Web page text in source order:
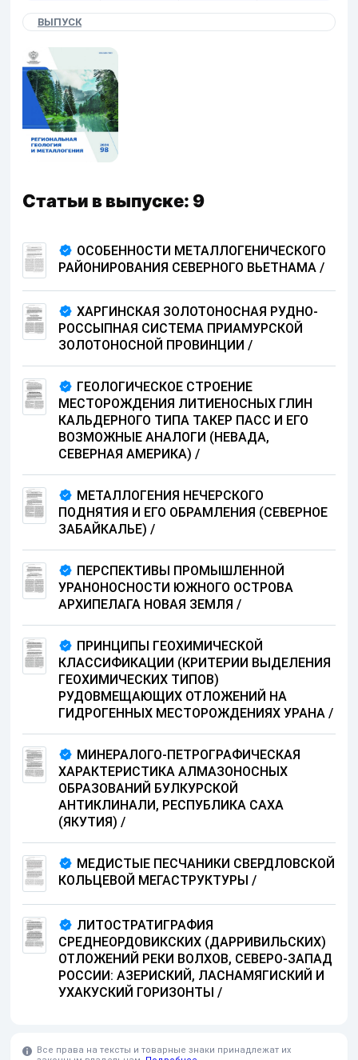
ВЫПУСК
Статьи в выпуске: 9
ОСОБЕННОСТИ МЕТАЛЛОГЕНИЧЕСКОГО
РАЙОНИРОВАНИЯ СЕВЕРНОГО ВЬЕТНАМА /
ХАРГИНСКАЯ ЗОЛОТОНОСНАЯ РУДНО-
РОССЫПНАЯ СИСТЕМА ПРИАМУРСКОЙ
ЗОЛОТОНОСНОЙ ПРОВИНЦИИ /
ГЕОЛОГИЧЕСКОЕ СТРОЕНИЕ
МЕСТОРОЖДЕНИЯ ЛИТИЕНОСНЫХ ГЛИН
КАЛЬДЕРНОГО ТИПА ТАКЕР ПАСС И ЕГО
ВОЗМОЖНЫЕ АНАЛОГИ (НЕВАДА,
СЕВЕРНАЯ АМЕРИКА) /
МЕТАЛЛОГЕНИЯ НЕЧЕРСКОГО
ПОДНЯТИЯ И ЕГО ОБРАМЛЕНИЯ (СЕВЕРНОЕ
ЗАБАЙКАЛЬЕ) /
ПЕРСПЕКТИВЫ ПРОМЫШЛЕННОЙ
УРАНОНОСНОСТИ ЮЖНОГО ОСТРОВА
АРХИПЕЛАГА НОВАЯ ЗЕМЛЯ /
ПРИНЦИПЫ ГЕОХИМИЧЕСКОЙ
КЛАССИФИКАЦИИ (КРИТЕРИИ ВЫДЕЛЕНИЯ
ГЕОХИМИЧЕСКИХ ТИПОВ)
РУДОВМЕЩАЮЩИХ ОТЛОЖЕНИЙ НА
ГИДРОГЕННЫХ МЕСТОРОЖДЕНИЯХ УРАНА /
МИНЕРАЛОГО-ПЕТРОГРАФИЧЕСКАЯ
ХАРАКТЕРИСТИКА АЛМАЗОНОСНЫХ
ОБРАЗОВАНИЙ БУЛКУРСКОЙ
АНТИКЛИНАЛИ, РЕСПУБЛИКА САХА
(ЯКУТИЯ) /
МЕДИСТЫЕ ПЕСЧАНИКИ СВЕРДЛОВСКОЙ
КОЛЬЦЕВОЙ МЕГАСТРУКТУРЫ /
ЛИТОСТРАТИГРАФИЯ
СРЕДНЕОРДОВИКСКИХ (ДАРРИВИЛЬСКИХ)
ОТЛОЖЕНИЙ РЕКИ ВОЛХОВ, СЕВЕРО-ЗАПАД
РОССИИ: АЗЕРИСКИЙ, ЛАСНАМЯГИСКИЙ И
УХАКУСКИЙ ГОРИЗОНТЫ /
Все права на тексты и товарные знаки принадлежат их